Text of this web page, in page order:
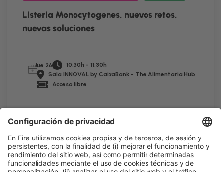
Listeria Monocytogenes, nuevos retos,
nuevas soluciones
Jue 26
10:30h - 11:30h
Sala INNOVAL by CaixaBank - The Alimentaria Hub
Acceso libre